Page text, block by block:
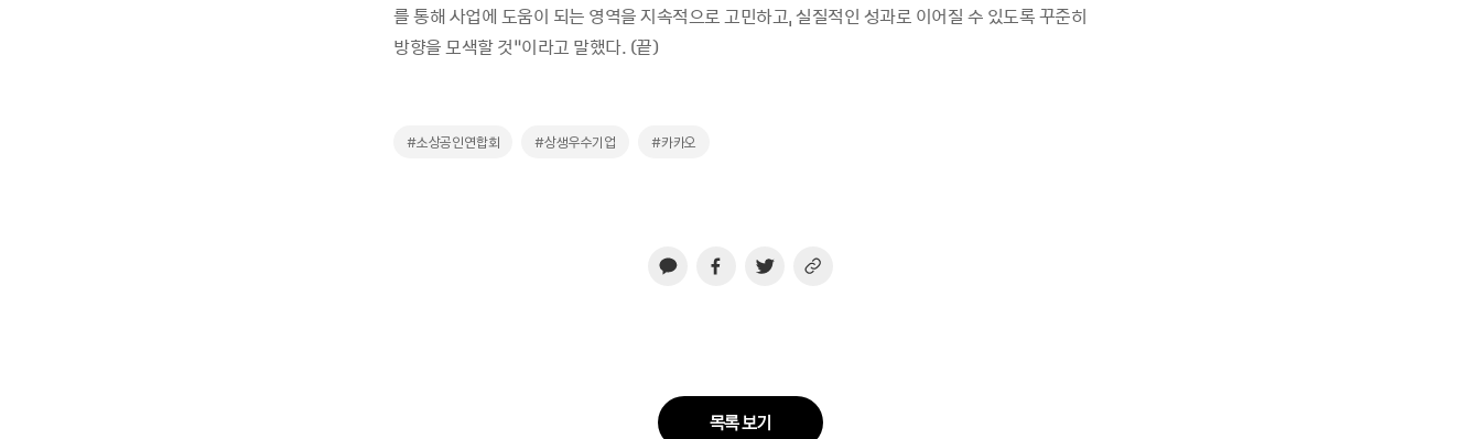
를 통해 사업에 도움이 되는 영역을 지속적으로 고민하고, 실질적인 성과로 이어질 수 있도록 꾸준히
방향을 모색할 것”이라고 말했다. (끝)
#소상공인연합회 #상생우수기업 #카카오
목록 보기